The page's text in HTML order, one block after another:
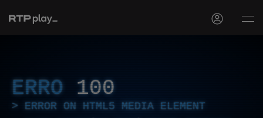
ERRO 100
ERROR ON HTML5 MEDIA ELEMENT